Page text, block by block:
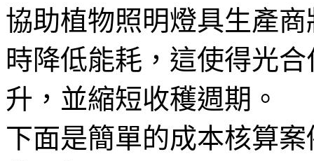
協助植物照明燈具生產
時降低能耗，這使得光
升，並縮短收穫週期。
下面是簡單的成本核算